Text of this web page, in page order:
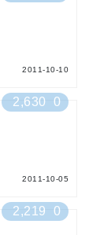
2011-10-10
2,630 0
2011-10-05
2,219 0